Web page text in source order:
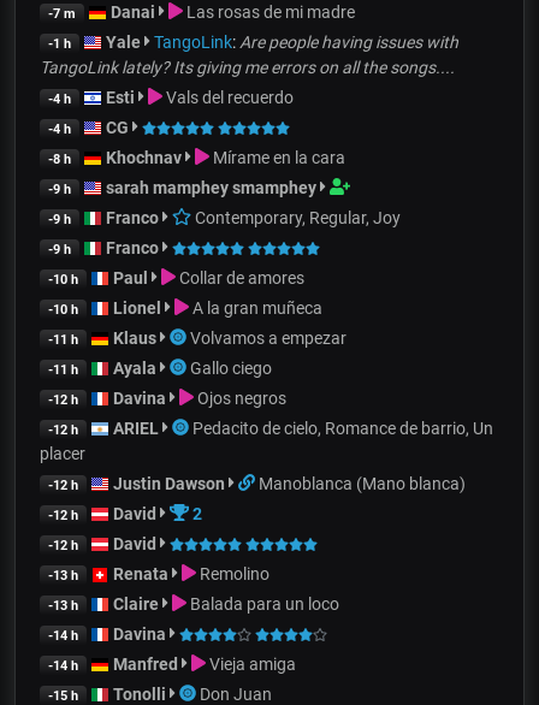
-7 m Danai Las rosas de mi madre
-1 h Yale TangoLink: Are people having issues with
TangoLink lately? Its giving me errors on all the songs....
-4 h Esti Vals del recuerdo
-4 h CG
-8 h Khochnav Mírame en la cara
-9 h sarah mamphey smamphey
-9 h Franco Contemporary, Regular, Joy
-9 h Franco
-10 h Paul Collar de amores
-10 h Lionel A la gran muñeca
-11 h Klaus Volvamos a empezar
-11 h Ayala Gallo ciego
-12 h Davina Ojos negros
-12 h ARIEL
Pedacito de cielo, Romance de barrio, Un
placer
-12 h Justin Dawson Manoblanca (Mano blanca)
-12 h David 2
-12 h David
-13 h Renata Remolino
-13 h Claire Balada para un loco
-14 h Davina
-14 h Manfred Vieja amiga
-15 h Tonolli Don Juan